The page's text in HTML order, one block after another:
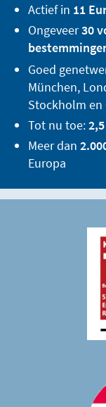
Actief in 11
Ongeveer30
Goed
München,
Stockholm en
Tot nu toe:
Meer dan
Europa